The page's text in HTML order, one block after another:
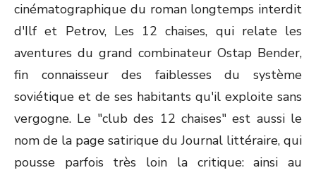
cinématographique du roman longtemps interdit
d'Ilf et Petrov, Les 12 chaises, qui relate les
aventures du grand combinateur Ostap Bender,
fin connaisseur des faiblesses du système
soviétique et de ses habitants qu'il exploite sans
vergogne. Le "club des 12 chaises" est aussi le
nom de la page satirique du Journal littéraire, qui
pousse parfois très loin la critique: ainsi au